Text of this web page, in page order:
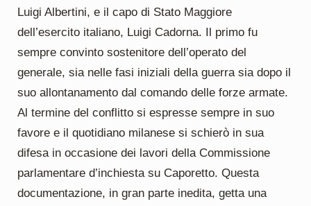
Luigi Albertini, e il capo di Stato Maggiore
dell’esercito italiano, Luigi Cadorna. Il primo fu
sempre convinto sostenitore dell’operato del
generale, sia nelle fasi iniziali della guerra sia dopo il
suo allontanamento dal comando delle forze armate.
Al termine del conflitto si espresse sempre in suo
favore e il quotidiano milanese si schierò in sua
difesa in occasione dei lavori della Commissione
parlamentare d’inchiesta su Caporetto. Questa
documentazione, in gran parte inedita, getta una